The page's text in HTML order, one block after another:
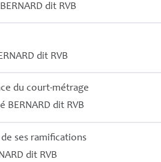
BERNARD dit RVB
dit RVB
du court-métrage
BERNARD dit RVB
ses ramifications
dit RVB